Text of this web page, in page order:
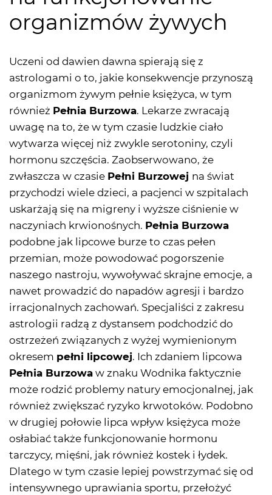
organizmów żywych
Uczeni od dawien dawna spierają się z
astrologami o to, jakie konsekwencje przynoszą
organizmom żywym pełnie księżyca, w tym
również Pełnia Burzowa. Lekarze zwracają
uwagę na to, że w tym czasie ludzkie ciało
wytwarza więcej niż zwykle serotoniny, czyli
hormonu szczęścia. Zaobserwowano, że
zwłaszcza w czasie Pełni Burzowej na świat
przychodzi wiele dzieci, a pacjenci w szpitalach
uskarżają się na migreny i wyższe ciśnienie w
naczyniach krwionośnych. Pełnia Burzowa
podobne jak lipcowe burze to czas pełen
przemian, może powodować pogorszenie
naszego nastroju, wywoływać skrajne emocje, a
nawet prowadzić do napadów agresji i bardzo
irracjonalnych zachowań. Specjaliści z zakresu
astrologii radzą z dystansem podchodzić do
ostrzeżeń związanych z wyżej wymienionym
okresem pełni lipcowej. Ich zdaniem lipcowa
Pełnia Burzowa w znaku Wodnika faktycznie
może rodzić problemy natury emocjonalnej, jak
również zwiększać ryzyko krwotoków. Podobno
w drugiej połowie lipca wpływ księżyca może
osłabiać także funkcjonowanie hormonu
tarczycy, mięśni, jak również kostek i łydek.
Dlatego w tym czasie lepiej powstrzymać się od
intensywnego uprawiania sportu, przełożyć